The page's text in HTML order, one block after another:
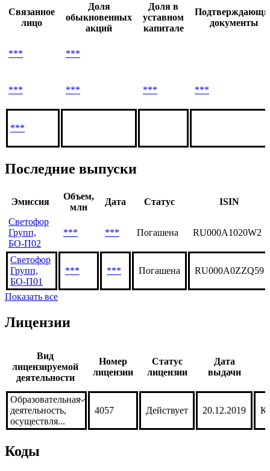
Связанное
лицо
Доля
обыкновенных
акций
Доля в
уставном
капитале
документы
*** ***
*** *** *** ***
***
Последние выпуски
Эмиссия
Объем,
млн
Дата Статус
ISIN
Светофор
Групп,
БО-П02
*** *** Погашена RU000A1020W2
Светофор
Групп,
БО-П01
*** *** Погашена RU000A0ZZQ59
Показать все
Лицензии
Вид
лицензируемой
деятельности
Номер
лицензии
Статус
лицензии
Дата
выдачи
Образовательная
деятельность,
осуществля...
4057 Действует 20.12.2019
Коды